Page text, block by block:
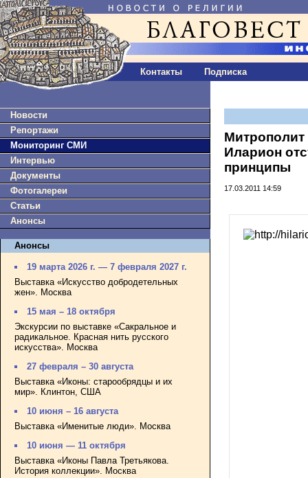
Контакты Подписка
Новости
Репортажи
Мониторинг СМИ
Интервью
Документы
Фотогалереи
Статьи
Анонсы
Анонсы
19 марта 2026 г. — 7 февраля 2027 г.
Выставка «Искусство добродетельных
жен». Москва
15 мая – 18 октября
Экскурсии по выставке «Сакральное и
радикальное. Красная нить русского
искусства». Москва
27 февраля – 30 августа
Выставка «Иконы: старообрядцы и их
мир». Клинтон, США
10 июня – 16 августа
Выставка «Именитые люди». Москва
10 июня — 11 октября
Выставка «Иконы Павла Третьякова.
История коллекции». Москва
Иларион
принципы
17.03.2011 14:59